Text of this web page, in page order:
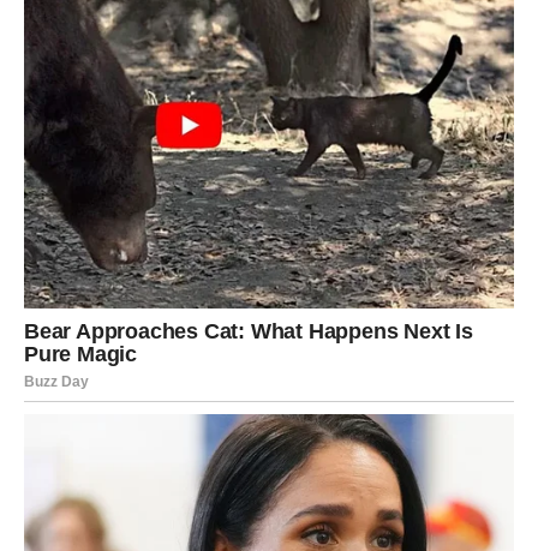
zaslužili
Najvažnija poruka za Jarčeve jeste da dolazi period
nagrade. Sve ono što ste gradili, planirali i stvarali sada
počinje da daje rezultate. Ljubav vam može donijeti
osjećaj pripadnosti i sigurnosti, novac stabilnost koju
cijenite više od svega, a posao potvrdu da se kvalitet
uvijek na kraju prepozna.
Mnoge brige koje su vas pratile tokom prethodnog
perioda polako ostaju iza vas. Pred vama su dani u kojima
ćete imati mnogo više razloga za optimizam, zadovoljstvo
i vjeru u budućnost.
Dragi Jarčevi, vrijeme je da sebi dozvolite da uživate u
plodovima svega što ste postigli. Sudbina vam priprema
iznenađenje u ljubavi, novcu i poslu, a ono što će vas